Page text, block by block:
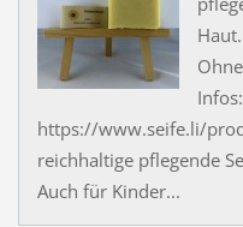
Infos:
https://www.seife.li/
reichhaltige pflegende
Auch für Kinder...